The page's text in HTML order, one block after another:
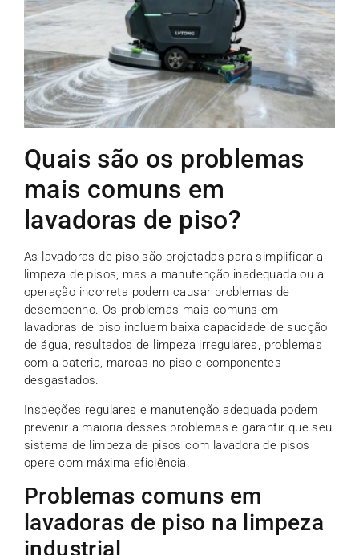
Quais são os problemas
mais comuns em
lavadoras de piso?
As lavadoras de piso são projetadas para simplificar a
limpeza de pisos, mas a manutenção inadequada ou a
operação incorreta podem causar problemas de
desempenho. Os problemas mais comuns em
lavadoras de piso incluem baixa capacidade de sucção
de água, resultados de limpeza irregulares, problemas
com a bateria, marcas no piso e componentes
desgastados.
Inspeções regulares e manutenção adequada podem
prevenir a maioria desses problemas e garantir que seu
sistema de limpeza de pisos com lavadora de pisos
opere com máxima eficiência.
Problemas comuns em
lavadoras de piso na limpeza
industrial